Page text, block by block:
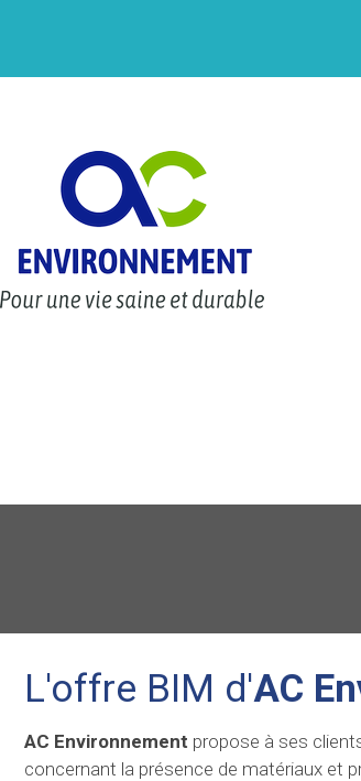
L'offre BIM d'AC
AC Environnement propose à ses
concernant la présence de matériaux et